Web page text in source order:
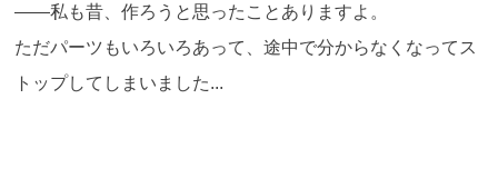
――私も昔、作ろうと思ったことありますよ。
ただパーツもいろいろあって、途中で分からなくなってス
トップしてしまいました...